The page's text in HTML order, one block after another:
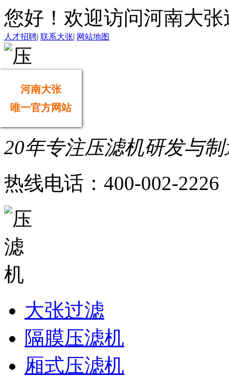
您好！欢迎访问河南大
人才招聘| 联系大张| 网站地图
20年专注压滤机研发与制
热线电话： 400-002-2226
大张过滤
隔膜压滤机
厢式压滤机
河南大张
唯一官方网站